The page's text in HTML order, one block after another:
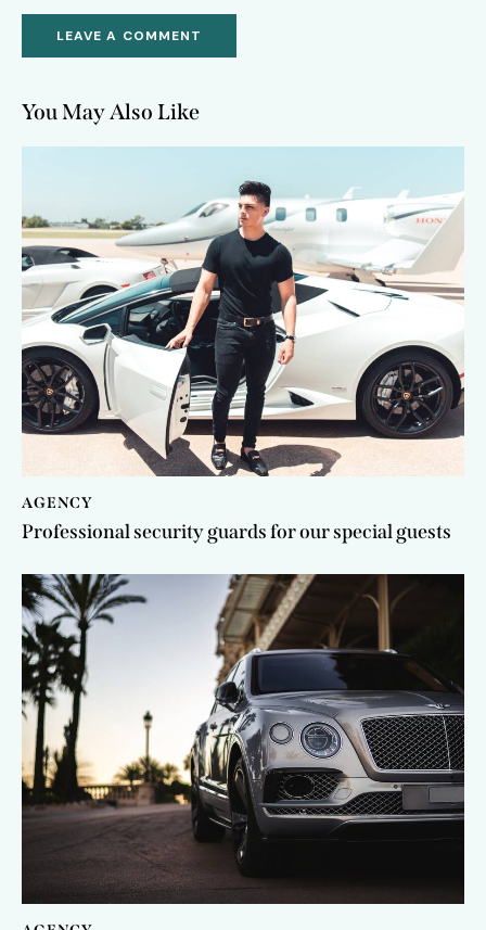
You May Also Like
AGENCY
Professional security guards for our special guests